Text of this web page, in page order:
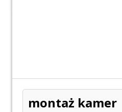
montaż kamer